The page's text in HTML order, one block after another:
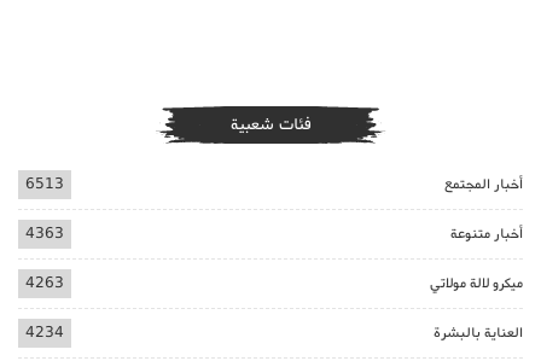
فئات شعبية
أخبار المجتمع 6513
أخبار متنوعة 4363
ميكرو لالة مولاتي 4263
العناية بالبشرة 4234